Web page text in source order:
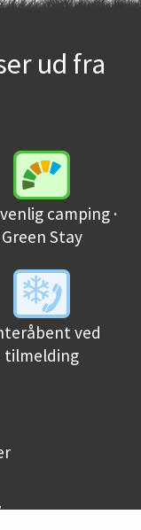
ud fra
camping ·
Green Stay
ved
tilmelding